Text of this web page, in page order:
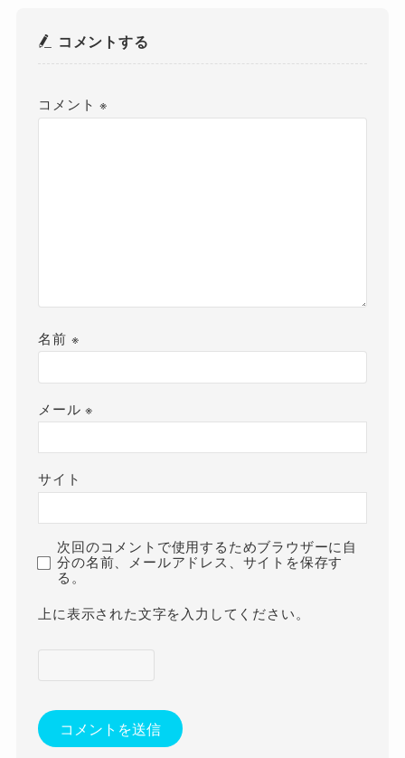
コメントする
コメント※
名前 ※
メール※
サイト
次回のコメントで使用するためブラウザーに自
分の名前、メールアドレス、サイトを保存す
る。
上に表示された文字を入力してください。